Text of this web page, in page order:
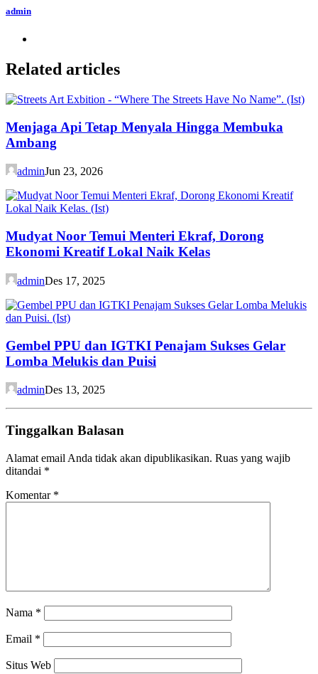
admin
Related articles
Menjaga Api Tetap Menyala Hingga Membuka
Ambang
adminJun 23, 2026
Mudyat Noor Temui Menteri Ekraf, Dorong
Ekonomi Kreatif Lokal Naik Kelas
adminDes 17, 2025
Gembel PPU dan IGTKI Penajam Sukses Gelar
Lomba Melukis dan Puisi
adminDes 13, 2025
Tinggalkan Balasan
Alamat email Anda tidak akan dipublikasikan. Ruas yang wajib
ditandai *
Komentar *
Nama *
Email *
Situs Web